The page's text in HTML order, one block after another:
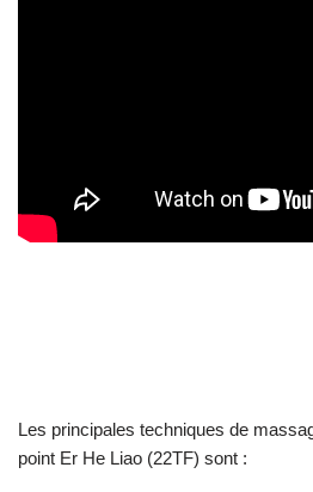
Les principales techniques de
point Er He Liao (22TF) sont :